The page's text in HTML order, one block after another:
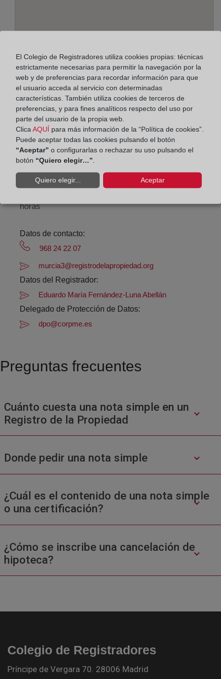
Dirección:
Avda. Teniente General Gutiérrez Mellado, 9 - 3º
drcha., 30008
Horario:
Agosto: De lunes a viernes de 09:00 a 14:00 horas
horas
Datos de contacto:
968 24 22 07
murcia3@registrodelapropiedad.org
Datos del Registrador:
Eduardo María Fernández-Luna Abellán
Delegado de Protección de Datos:
dpo@corpme.es
Preguntas frecuentes
Cuánto cuesta una nota simple en un
Registro de la Propiedad
Donde pedir una nota simple
¿Cuál es el contenido de una nota simple
o una certificación?
¿Cómo se inscribe una cancelación de
hipoteca?
Colegio de Registradores
Príncipe de Vergara 70. 28006 Madrid
El Colegio de Registradores utiliza cookies propias: técnicas
estrictamente necesarias para permitir la navegación por la
web y de preferencias para recordar información para que
el usuario acceda al servicio con determinadas
características. También utiliza cookies de terceros de
preferencias, y para fines analíticos respecto del uso por
parte del usuario de la propia web.
Clica AQUÍ para más información de la “Política de cookies”.
Puede aceptar todas las cookies pulsando el botón
“Aceptar” o configurarlas o rechazar su uso pulsando el
botón “Quiero elegir…”
Quiero elegir... Aceptar